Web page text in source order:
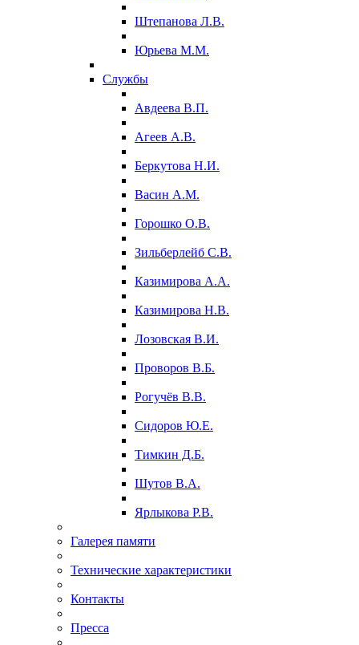
Штепанова Л.В.
Юрьева М.М.
Службы
Авдеева В.П.
Агеев А.В.
Беркутова Н.И.
Васин А.М.
Горошко О.В.
Зильберлейб С.В.
Казимирова А.А.
Казимирова Н.В.
Лозовская В.И.
Проворов В.Б.
Рогучёв В.В.
Сидоров Ю.Е.
Тимкин Д.Б.
Шутов В.А.
Ярлыкова Р.В.
Галерея памяти
Технические характеристики
Контакты
Пресса